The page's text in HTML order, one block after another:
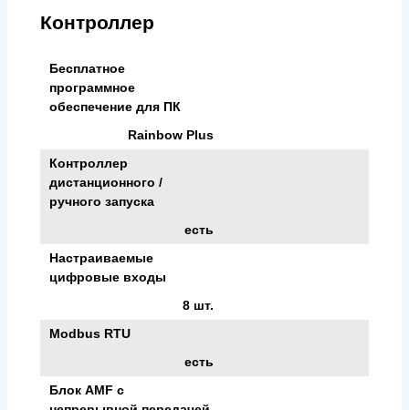
Контроллер
Бесплатное
программное
обеспечение для ПК
Rainbow Plus
Контроллер
дистанционного /
ручного запуска
есть
Настраиваемые
цифровые входы
8 шт.
Modbus RTU
есть
Блок AMF с